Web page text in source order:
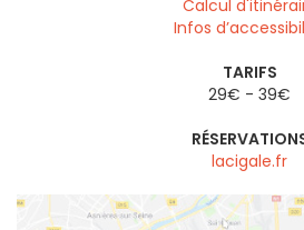
Calcul
Infos
TARIFS
29€ - 39€
lacigale.fr